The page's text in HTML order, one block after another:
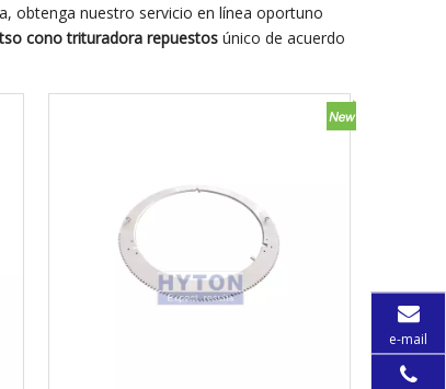
obtenga nuestro servicio en línea oportuno
cono trituradora repuestos único de acuerdo
e-mail